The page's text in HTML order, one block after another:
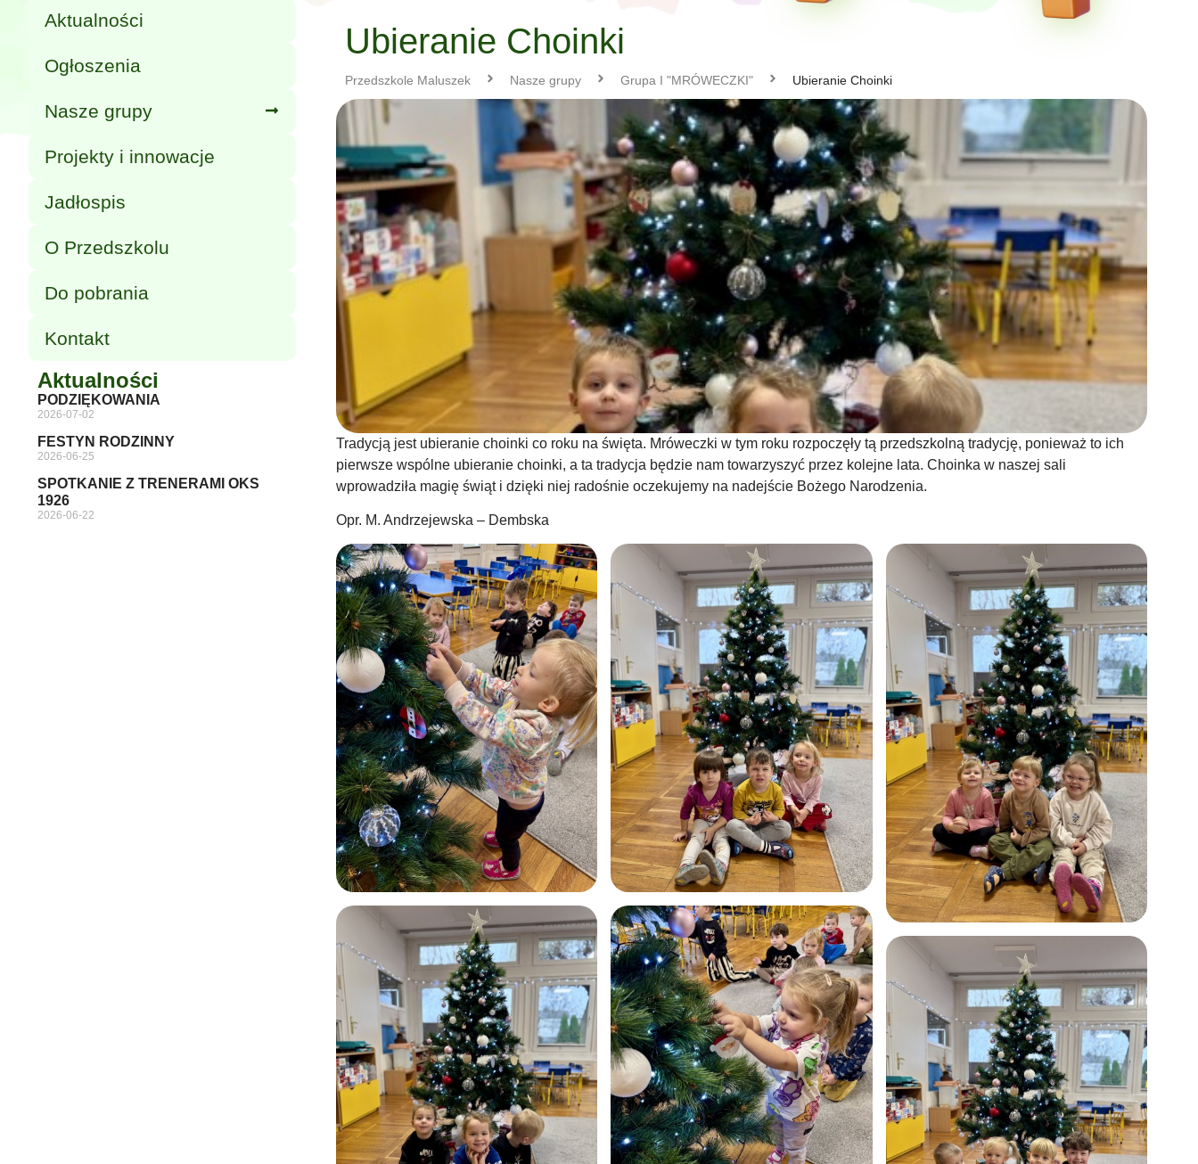
Aktualności
Ogłoszenia
Nasze grupy
Projekty i innowacje
Jadłospis
O Przedszkolu
Do pobrania
Kontakt
Aktualności
PODZIĘKOWANIA
2026-07-02
FESTYN RODZINNY
2026-06-25
SPOTKANIE Z TRENERAMI OKS
1926
2026-06-22
Ubieranie Choinki
Przedszkole Maluszek Nasze grupy Grupa I "MRÓWECZKI" Ubieranie Choinki
Tradycją jest ubieranie choinki co roku na święta. Mróweczki w tym roku rozpoczęły tą przedszkolną tradycję, ponieważ to ich
pierwsze wspólne ubieranie choinki, a ta tradycja będzie nam towarzyszyć przez kolejne lata. Choinka w naszej sali
wprowadziła magię świąt i dzięki niej radośnie oczekujemy na nadejście Bożego Narodzenia.
Opr. M. Andrzejewska – Dembska